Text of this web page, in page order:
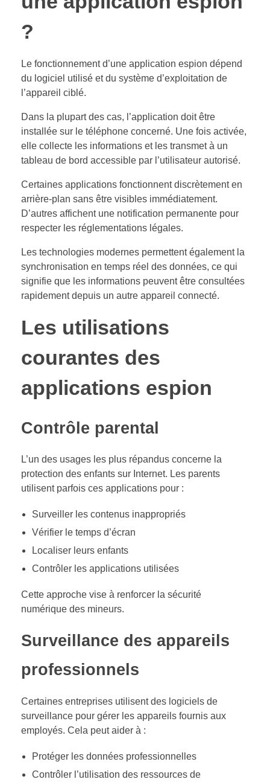
?
Le fonctionnement d’une application espion dépend
du logiciel utilisé et du système d’exploitation de
l’appareil ciblé.
Dans la plupart des cas, l’application doit être
installée sur le téléphone concerné. Une fois activée,
elle collecte les informations et les transmet à un
tableau de bord accessible par l’utilisateur autorisé.
Certaines applications fonctionnent discrètement en
arrière-plan sans être visibles immédiatement.
D’autres affichent une notification permanente pour
respecter les réglementations légales.
Les technologies modernes permettent également la
synchronisation en temps réel des données, ce qui
signifie que les informations peuvent être consultées
rapidement depuis un autre appareil connecté.
Les utilisations
courantes des
applications espion
Contrôle parental
L’un des usages les plus répandus concerne la
protection des enfants sur Internet. Les parents
utilisent parfois ces applications pour :
Surveiller les contenus inappropriés
Vérifier le temps d’écran
Localiser leurs enfants
Contrôler les applications utilisées
Cette approche vise à renforcer la sécurité
numérique des mineurs.
Surveillance des appareils
professionnels
Certaines entreprises utilisent des logiciels de
surveillance pour gérer les appareils fournis aux
employés. Cela peut aider à :
Protéger les données professionnelles
Contrôler l’utilisation des ressources de